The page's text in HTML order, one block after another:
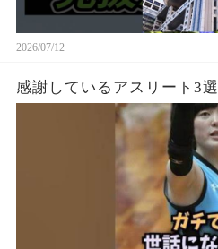
2026/07/12
感謝しているアスリート3選